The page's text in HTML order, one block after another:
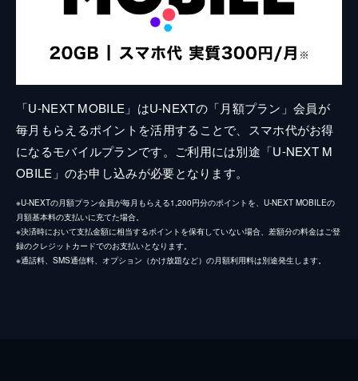
「U-NEXT MOBILE」はU-NEXTの「月額プラン」会員が
毎月もらえるポイントを活用することで、スマホ代がお得
になるモバイルプランです。ご利用には別途「U-NEXT M
OBILE」のお申し込みが必要となります。
※U-NEXTの月額プラン会員が毎月もらえる1,200円分のポイントを、U-NEXT MOBILEの
月額基本料の支払いに充てた場合。
※決済時において支払金額に相当するポイントを保有していない場合、差額分の料金はご登
録のクレジットカードでのお支払いとなります。
※通話料、SMS通信料、オプション（かけ放題など）の月額利用料は別途発生します。